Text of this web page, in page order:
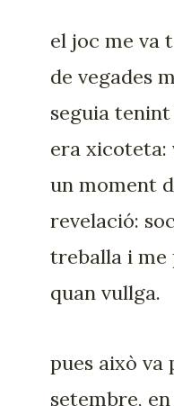
el joc me va
de vegades
seguia
era xicoteta:
un moment
revelació:
treballa i me
quan vullga.
pues això va
setembre,